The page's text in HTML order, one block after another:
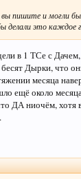
вы пишите и могли
делали это каждое
в 1 ТСе с
бесят Дырки, что
месяца
ещё около
ДА ниочём, хотя